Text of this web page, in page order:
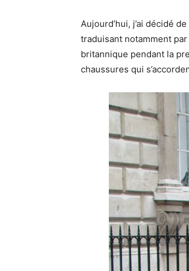
Aujourd’hui, j’ai décidé
traduisant notamment
britannique pendant la
chaussures qui